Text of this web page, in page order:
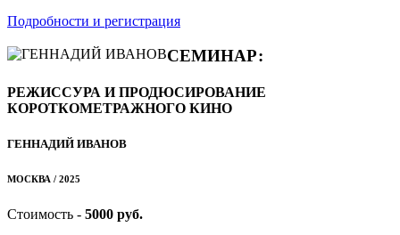
Подробности и регистрация
СЕМИНАР:
РЕЖИССУРА И ПРОДЮСИРОВАНИЕ
КОРОТКОМЕТРАЖНОГО КИНО
ГЕННАДИЙ ИВАНОВ
МОСКВА / 2025
Стоимость - 5000 руб.